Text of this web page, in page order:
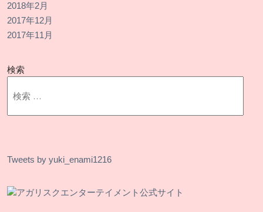
2018年2月
2017年12月
2017年11月
検索
Tweets by yuki_enami1216